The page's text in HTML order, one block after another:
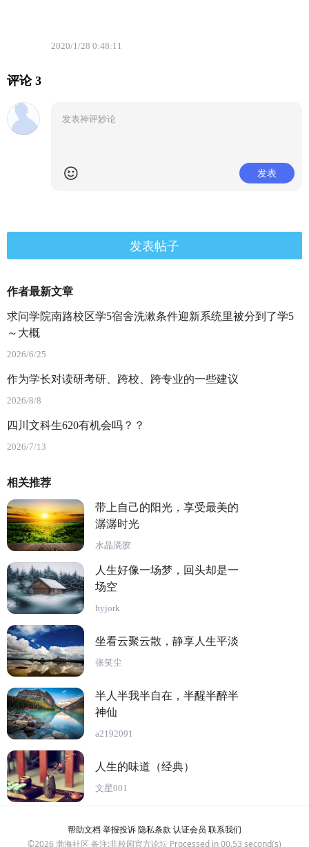
2020/1/28 0:48:11
评论 3
发表
发表帖子
作者最新文章
求问学院南路校区学5宿舍洗漱条件迎新系统里被分到了学5
～大概
2026/6/25
作为学长对读研考研、跨校、跨专业的一些建议
2026/8/8
四川文科生620有机会吗？？
2026/7/13
相关推荐
带上自己的阳光，享受最美的
潺潺时光
水晶滴胶
人生好像一场梦，回头却是一
场空
hyjork
坐看云聚云散，静享人生平淡
张笑尘
半人半我半自在，半醒半醉半
神仙
a2192091
人生的味道（经典）
文星001
帮助文档举报投诉隐私条款 认证会员 联系我们
©2026渤海社区 备注:非校园官方论坛 Processed in 00.53 second(s)